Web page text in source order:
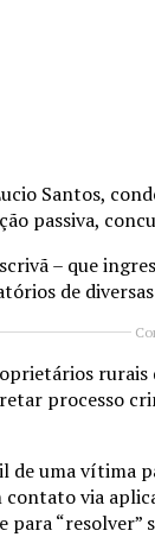
Santos,
passiva,
– que
de
processo
de uma
via
para